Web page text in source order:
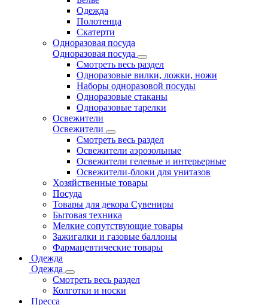
Одежда
Полотенца
Скатерти
Одноразовая посуда
Одноразовая посуда
Смотреть весь раздел
Одноразовые вилки, ложки, ножи
Наборы одноразовой посуды
Одноразовые стаканы
Одноразовые тарелки
Освежители
Освежители
Смотреть весь раздел
Освежители аэрозольные
Освежители гелевые и интерьерные
Освежители-блоки для унитазов
Хозяйственные товары
Посуда
Товары для декора Сувениры
Бытовая техника
Мелкие сопутствующие товары
Зажигалки и газовые баллоны
Фармацевтические товары
Одежда
Одежда
Смотреть весь раздел
Колготки и носки
Пресса